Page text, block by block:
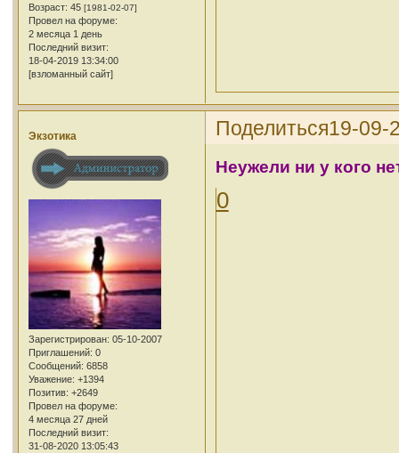
Возраст: 45 [1981-02-07]
Провел на форуме:
2 месяца 1 день
Последний визит:
18-04-2019 13:34:00
[взломанный сайт]
Поделиться19-09-
Экзотика
Зарегистрирован: 05-10-2007
Приглашений: 0
Сообщений: 6858
Уважение: +1394
Позитив: +2649
Провел на форуме:
4 месяца 27 дней
Последний визит:
31-08-2020 13:05:43
Неужели ни у кого
0